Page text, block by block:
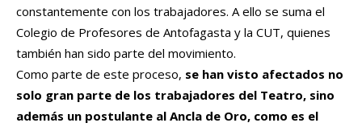
constantemente con los trabajadores. A ello se suma el
Colegio de Profesores de Antofagasta y la CUT, quienes
también han sido parte del movimiento.
Como parte de este proceso, se han visto afectados no
solo gran parte de los trabajadores del Teatro, sino
además un postulante al Ancla de Oro, como es el